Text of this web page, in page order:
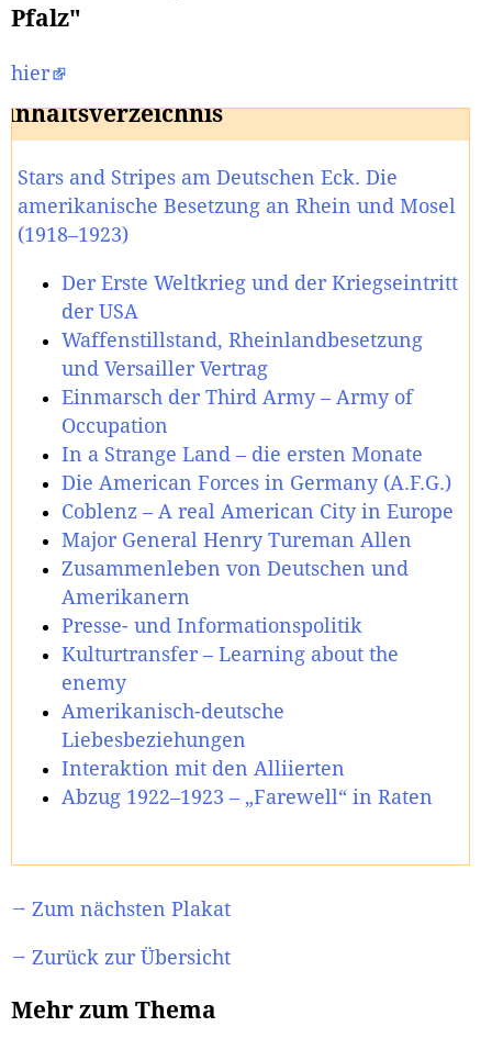
Pfalz"
hier
Inhaltsverzeichnis
Stars and Stripes am Deutschen Eck. Die
amerikanische Besetzung an Rhein und Mosel
(1918–1923)
Der Erste Weltkrieg und der Kriegseintritt
der USA
Waffenstillstand, Rheinlandbesetzung
und Versailler Vertrag
Einmarsch der Third Army – Army of
Occupation
In a Strange Land – die ersten Monate
Die American Forces in Germany (A.F.G.)
Coblenz – A real American City in Europe
Major General Henry Tureman Allen
Zusammenleben von Deutschen und
Amerikanern
Presse- und Informationspolitik
Kulturtransfer – Learning about the
enemy
Amerikanisch-deutsche
Liebesbeziehungen
Interaktion mit den Alliierten
Abzug 1922–1923 – „Farewell“ in Raten
→ Zum nächsten Plakat
→ Zurück zur Übersicht
Mehr zum Thema